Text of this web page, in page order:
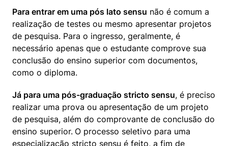
Para entrar em uma pós lato sensu não é comum a
realização de testes ou mesmo apresentar projetos
de pesquisa. Para o ingresso, geralmente, é
necessário apenas que o estudante comprove sua
conclusão do ensino superior com documentos,
como o diploma.
Já para uma pós-graduação stricto sensu, é preciso
realizar uma prova ou apresentação de um projeto
de pesquisa, além do comprovante de conclusão do
ensino superior. O processo seletivo para uma